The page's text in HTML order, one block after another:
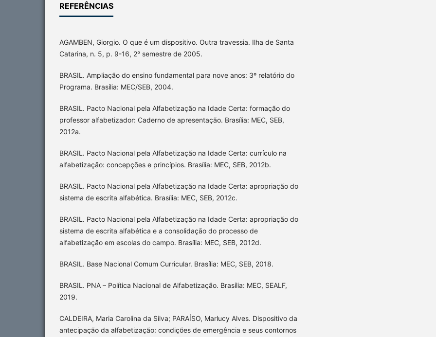
REFERÊNCIAS
AGAMBEN, Giorgio. O que é um dispositivo. Outra travessia. Ilha de Santa
Catarina, n. 5, p. 9-16, 2° semestre de 2005.
BRASIL. Ampliação do ensino fundamental para nove anos: 3º relatório do
Programa. Brasília: MEC/SEB, 2004.
BRASIL. Pacto Nacional pela Alfabetização na Idade Certa: formação do
professor alfabetizador: Caderno de apresentação. Brasília: MEC, SEB,
2012a.
BRASIL. Pacto Nacional pela Alfabetização na Idade Certa: currículo na
alfabetização: concepções e princípios. Brasília: MEC, SEB, 2012b.
BRASIL. Pacto Nacional pela Alfabetização na Idade Certa: apropriação do
sistema de escrita alfabética. Brasília: MEC, SEB, 2012c.
BRASIL. Pacto Nacional pela Alfabetização na Idade Certa: apropriação do
sistema de escrita alfabética e a consolidação do processo de
alfabetização em escolas do campo. Brasília: MEC, SEB, 2012d.
BRASIL. Base Nacional Comum Curricular. Brasília: MEC, SEB, 2018.
BRASIL. PNA – Política Nacional de Alfabetização. Brasília: MEC, SEALF,
2019.
CALDEIRA, Maria Carolina da Silva; PARAÍSO, Marlucy Alves. Dispositivo da
antecipação da alfabetização: condições de emergência e seus contornos